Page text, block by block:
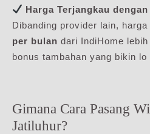
Harga Terjangkau
Dibanding provider lain, harga
per bulan dari IndiHome
bonus tambahan yang bikin lo
Gimana Cara Pasang
Jatiluhur?